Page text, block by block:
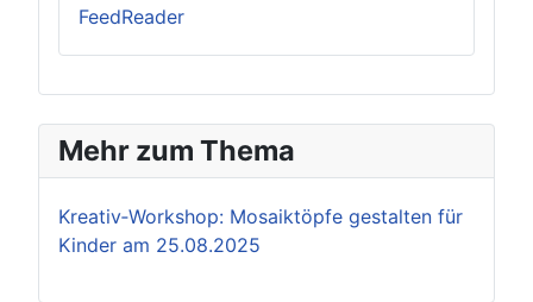
FeedReader
Mehr zum Thema
Kreativ‑Workshop: Mosaiktöpfe gestalten für
Kinder am 25.08.2025